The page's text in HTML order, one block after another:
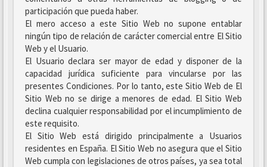
participación que pueda haber.
El mero acceso a este Sitio Web no supone entablar
ningún tipo de relación de carácter comercial entre El Sitio
Web y el Usuario.
El Usuario declara ser mayor de edad y disponer de la
capacidad jurídica suficiente para vincularse por las
presentes Condiciones. Por lo tanto, este Sitio Web de El
Sitio Web no se dirige a menores de edad. El Sitio Web
declina cualquier responsabilidad por el incumplimiento de
este requisito.
El Sitio Web está dirigido principalmente a Usuarios
residentes en España. El Sitio Web no asegura que el Sitio
Web cumpla con legislaciones de otros países, ya sea total